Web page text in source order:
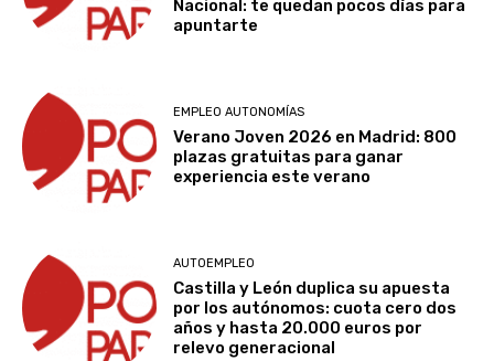
Nacional: te quedan pocos días para
apuntarte
EMPLEO AUTONOMÍAS
Verano Joven 2026 en Madrid: 800
plazas gratuitas para ganar
experiencia este verano
AUTOEMPLEO
Castilla y León duplica su apuesta
por los autónomos: cuota cero dos
años y hasta 20.000 euros por
relevo generacional